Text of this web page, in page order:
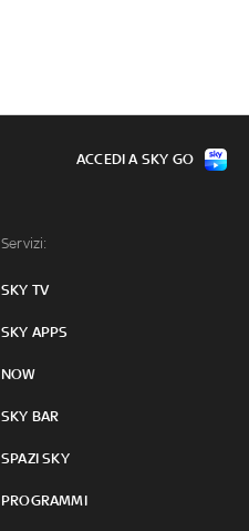
Servizi:
SKY TV
SKY APPS
NOW
SKY BAR
SPAZI SKY
PROGRAMMI
ACCEDI A SKY GO